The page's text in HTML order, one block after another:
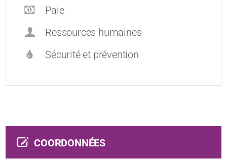
Paie
Ressources humaines
Sécurité et prévention
COORDONNÉES